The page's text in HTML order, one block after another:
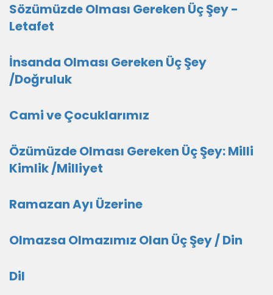
Sözümüzde Olması Gereken Üç Şey -
Letafet
İnsanda Olması Gereken Üç Şey
/Doğruluk
Cami ve Çocuklarımız
Özümüzde Olması Gereken Üç Şey: Milli
Kimlik /Milliyet
Ramazan Ayı Üzerine
Olmazsa Olmazımız Olan Üç Şey / Din
Dil